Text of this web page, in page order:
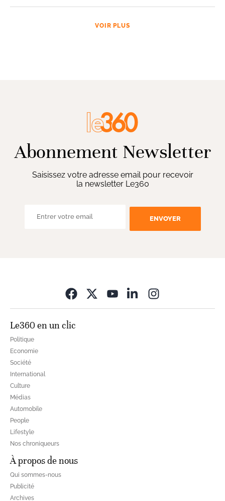
VOIR PLUS
Abonnement Newsletter
Saisissez votre adresse email pour recevoir
la newsletter Le360
ENVOYER
Le360 en un clic
Politique
Economie
Société
International
Culture
Médias
Automobile
People
Lifestyle
Nos chroniqueurs
À propos de nous
Qui sommes-nous
Publicité
Archives